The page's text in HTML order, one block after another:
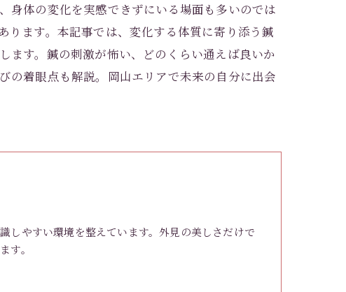
身体の変化を実感できずにいる場面も多いのでは
ります。本記事では、変化する体質に寄り添う鍼
ます。鍼の刺激が怖い、どのくらい通えば良いか
の着眼点も解説。岡山エリアで未来の自分に出会
しやすい環境を整えています。外見の美しさだけで
す。